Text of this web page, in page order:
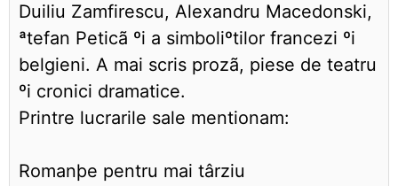
Duiliu Zamfirescu, Alexandru Macedonski,
ªtefan Peticã ºi a simboliºtilor francezi ºi
belgieni. A mai scris prozã, piese de teatru
ºi cronici dramatice.
Printre lucrarile sale mentionam:
Romanþe pentru mai târziu